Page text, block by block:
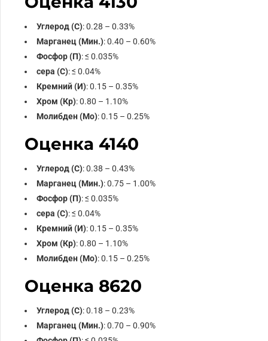
Углерод (С): 0.28 – 0.33%
Марганец (Мин.): 0.40 – 0.60%
Фосфор (П): ≤ 0.035%
сера (С): ≤ 0.04%
Кремний (И): 0.15 – 0.35%
Хром (Кр): 0.80 – 1.10%
Молибден (Мо): 0.15 – 0.25%
Оценка 4140
Углерод (С): 0.38 – 0.43%
Марганец (Мин.): 0.75 – 1.00%
Фосфор (П): ≤ 0.035%
сера (С): ≤ 0.04%
Кремний (И): 0.15 – 0.35%
Хром (Кр): 0.80 – 1.10%
Молибден (Мо): 0.15 – 0.25%
Оценка 8620
Углерод (С): 0.18 – 0.23%
Марганец (Мин.): 0.70 – 0.90%